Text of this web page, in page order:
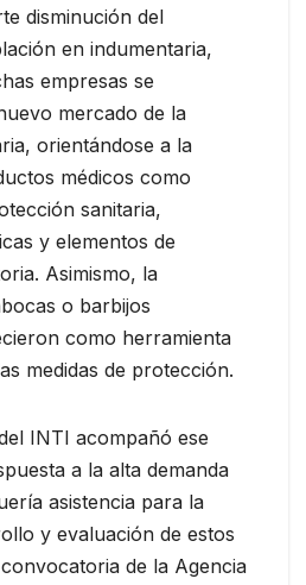
disminución del
en indumentaria,
empresas se
mercado de la
orientándose a la
médicos como
sanitaria,
y elementos de
Asimismo, la
o barbijos
como herramienta
medidas de protección.
INTI acompañó ese
a la alta demanda
asistencia para la
y evaluación de estos
de la Agencia